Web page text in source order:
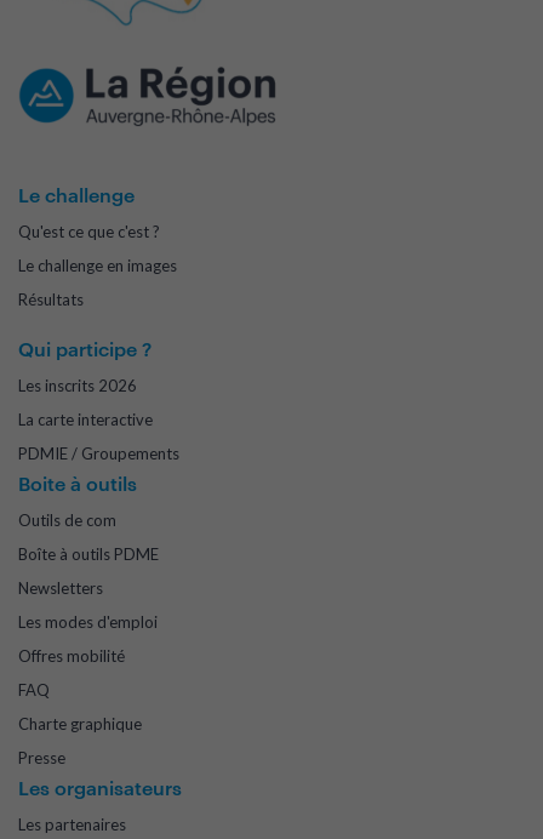
Le challenge
Qu'est ce que c'est ?
Le challenge en images
Résultats
Qui participe ?
Les inscrits 2026
La carte interactive
PDMIE / Groupements
Boite à outils
Outils de com
Boîte à outils PDME
Newsletters
Les modes d'emploi
Offres mobilité
FAQ
Charte graphique
Presse
Les organisateurs
Les partenaires